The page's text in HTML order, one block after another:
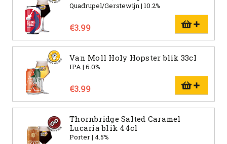
Quadrupel/Gerstewijn | 10.2%
€3.99
Van Moll Holy Hopster blik 33cl
IPA | 6.0%
€3.99
Thornbridge Salted Caramel
Lucaria blik 44cl
Porter | 4.5%